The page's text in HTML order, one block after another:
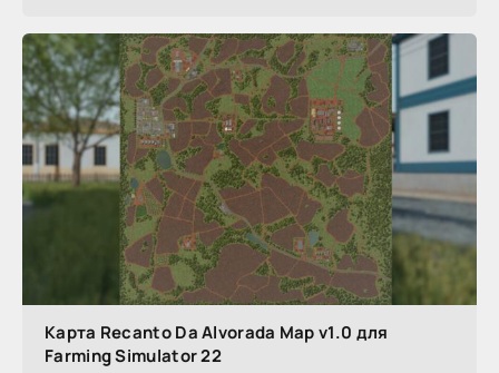
Карта Recanto Da Alvorada Map v1.0 для
Farming Simulator 22